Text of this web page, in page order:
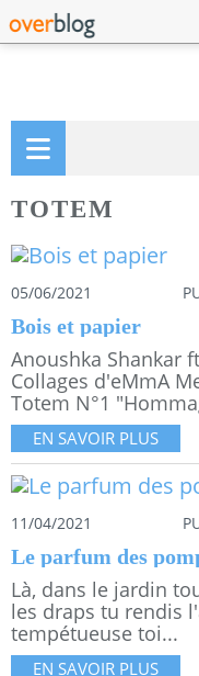
TOTEM
05/06/2021
Bois et papier
Anoushka Shankar
Collages d'eMmA
Totem N°1
EN SAVOIR PLUS
11/04/2021
Le parfum des
Là, dans le jardin
les draps tu rendis
tempétueuse toi...
EN SAVOIR PLUS